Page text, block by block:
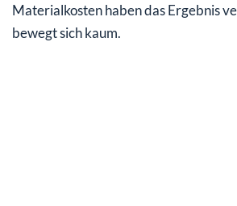
Materialkosten haben das Ergebnis
bewegt sich kaum.